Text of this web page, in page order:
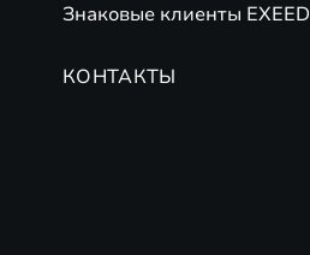
Знаковые клиенты EXEED
КОНТАКТЫ